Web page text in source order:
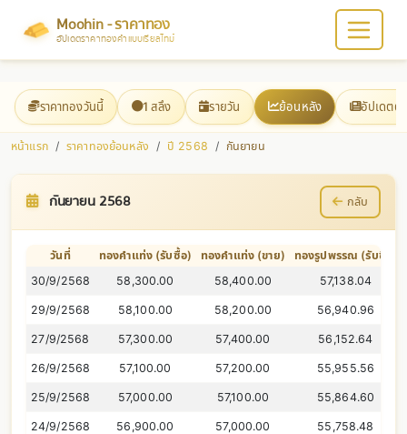
Moohin - ราคาทอง
อัปเดตราคาทองคำแบบเรียลไทม์
ราคาทองวันนี้ 1 สลึง รายวัน ย้อนหลัง อัปเดตต
หน้าแรก ราคาทองย้อนหลัง ปี 2568 กันยายน
กันยายน 2568 กลับ
วันที่ ทองคำแท่ง (รับซื้อ) ทองคำแท่ง (ขาย) ทองรูปพรรณ (รับซื้อ)
30/9/2568
58,300.00 58,400.00 57,138.04
29/9/2568 58,100.00 58,200.00 56,940.96
27/9/2568 57,300.00 57,400.00 56,152.64
26/9/2568 57,100.00 57,200.00 55,955.56
25/9/2568 57,000.00 57,100.00 55,864.60
24/9/2568 56,900.00 57,000.00 55,758.48